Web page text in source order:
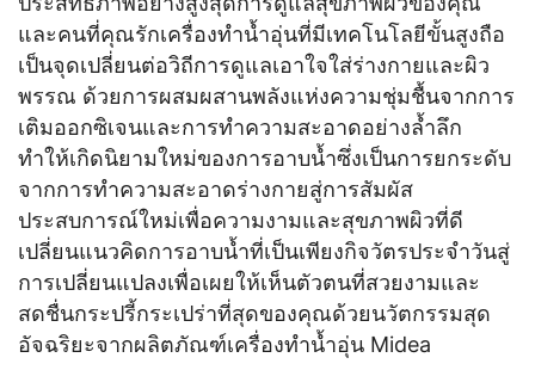
และคนที่คุณรักเครื่องทำน้ำอุ่นที่มีเทคโนโลยีขั้นสูงถือ
เป็นจุดเปลี่ยนต่อวิถีการดูแลเอาใจใส่ร่างกายและผิว
พรรณ ด้วยการผสมผสานพลังแห่งความชุ่มชื้นจากการ
เติมออกซิเจนและการทำความสะอาดอย่างล้ำลึก
ทำให้เกิดนิยามใหม่ของการอาบน้ำซึ่งเป็นการยกระดับ
จากการทำความสะอาดร่างกายสู่การสัมผัส
ประสบการณ์ใหม่เพื่อความงามและสุขภาพผิวที่ดี
เปลี่ยนแนวคิดการอาบน้ำที่เป็นเพียงกิจวัตรประจำวันสู่
การเปลี่ยนแปลงเพื่อเผยให้เห็นตัวตนที่สวยงามและ
สดชื่นกระปรี้กระเปร่าที่สุดของคุณด้วยนวัตกรรมสุด
อัจฉริยะจากผลิตภัณฑ์เครื่องทำน้ำอุ่น Midea